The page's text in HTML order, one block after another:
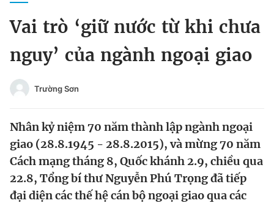
Chào ngày mới
Tin thị trường Tin 360
Video Magazine
Đổi mật khẩu
Tin đã lưu
Vai trò ‘giữ nước từ khi chưa
nguy’ của ngành ngoại giao
Trường Sơn
Nhân kỷ niệm 70 năm thành lập ngành ngoại
giao (28.8.1945 - 28.8.2015), và mừng 70 năm
Cách mạng tháng 8, Quốc khánh 2.9, chiều qua
22.8, Tổng bí thư Nguyễn Phú Trọng đã tiếp
đại diện các thế hệ cán bộ ngoại giao qua các